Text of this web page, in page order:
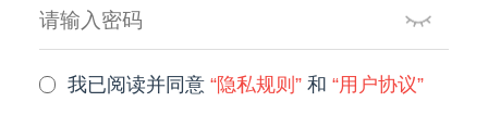
我已阅读并同意“隐私规则” 和“用户协议”